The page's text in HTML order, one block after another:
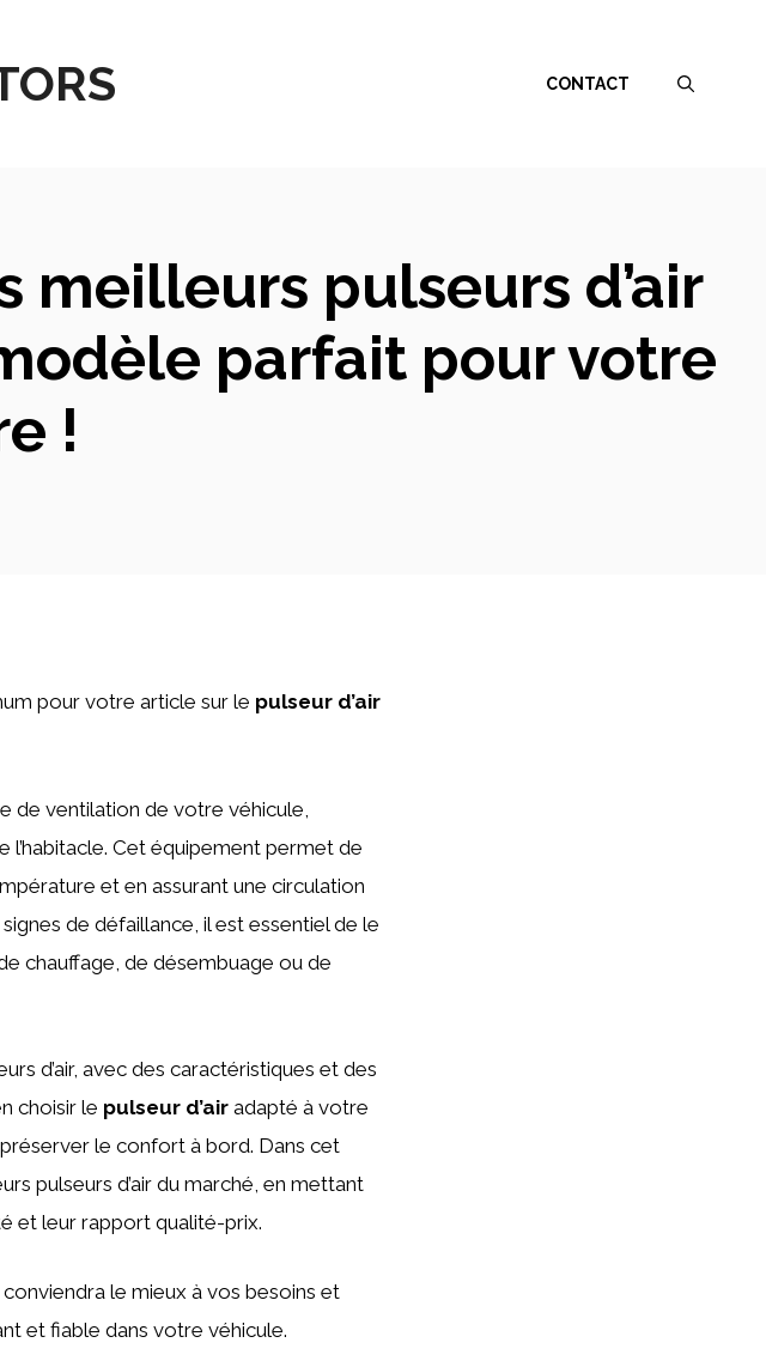
CONTACT
meilleurs pulseurs d’air
parfait pour votre
!
pour votre article sur le pulseur d’air
de ventilation de votre véhicule,
l’habitacle. Cet équipement permet de
et en assurant une circulation
de défaillance, il est essentiel de le
chauffage, de désembuage ou de
d’air, avec des caractéristiques et des
choisir le pulseur d’air adapté à votre
le confort à bord. Dans cet
pulseurs d’air du marché, en mettant
et leur rapport qualité-prix.
conviendra le mieux à vos besoins et
et fiable dans votre véhicule.